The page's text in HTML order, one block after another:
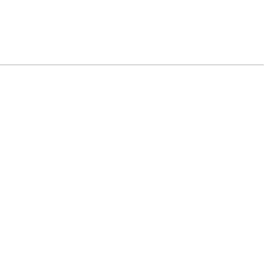
Vipps, Klarna och Google Pay.
debiteras kortet/fakturan.